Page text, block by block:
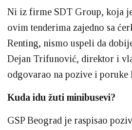
Ni iz firme SDT Group, koja
ovim tenderima zajedno sa
Renting, nismo uspeli da
Dejan Trifunović, direktor i
odgovarao na pozive i poruke
Kuda idu žuti minibusevi?
GSP Beograd je raspisao